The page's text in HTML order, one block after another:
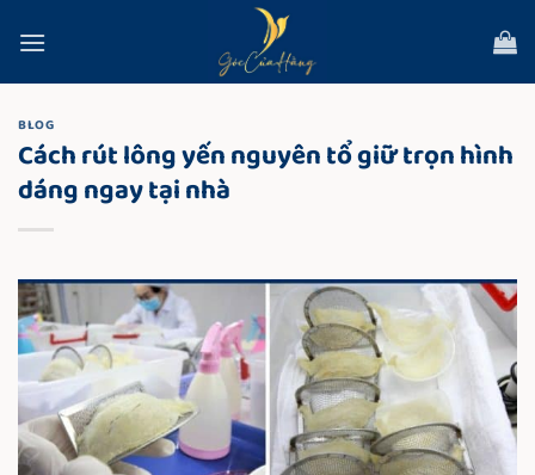
qua
BLOG
Cách rút lông yến nguyên tổ giữ trọn hình
dáng ngay tại nhà